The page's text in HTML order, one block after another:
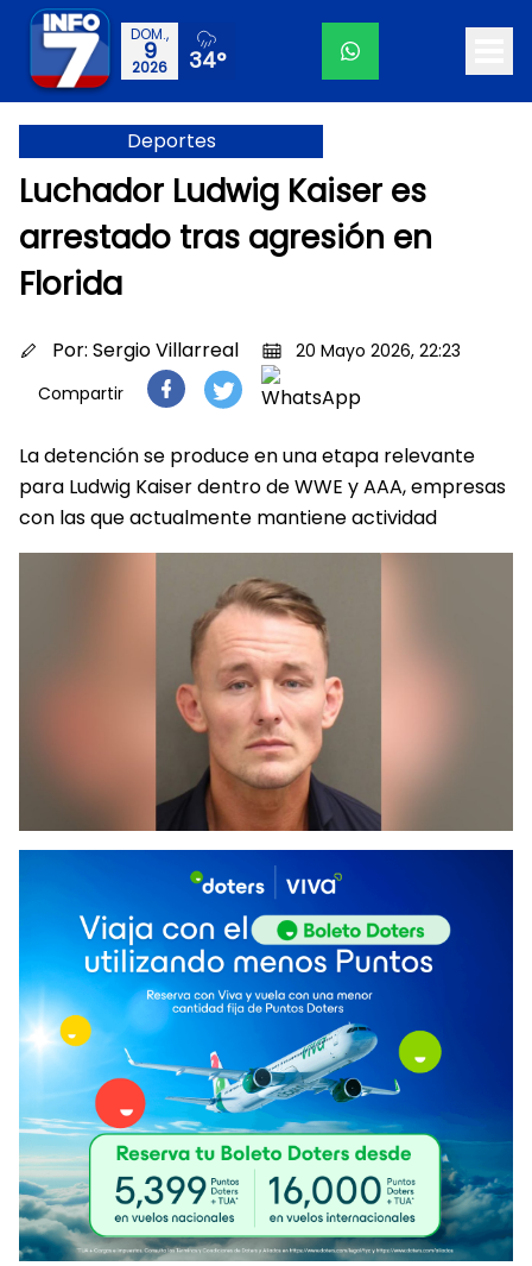
DOM.,
9
2026 34°
Deportes
Luchador Ludwig Kaiser es
arrestado tras agresión en
Florida
Por: Sergio Villarreal
20 Mayo 2026, 22:23
Compartir
La detención se produce en una etapa relevante
para Ludwig Kaiser dentro de WWE y AAA, empresas
con las que actualmente mantiene actividad